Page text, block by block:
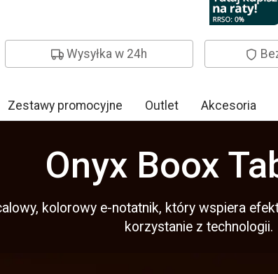
Wysyłka w 24h
Zestawy promocyjne Outlet Akcesoria
Onyx Boox
kolorowy e-notatnik, który wspiera
korzystanie z technologii.